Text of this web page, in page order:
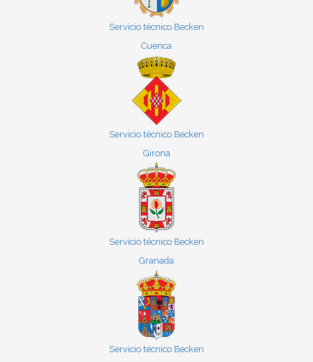
Servicio técnico Becken
Cuenca
Servicio técnico Becken
Girona
Servicio técnico Becken
Granada
Servicio técnico Becken